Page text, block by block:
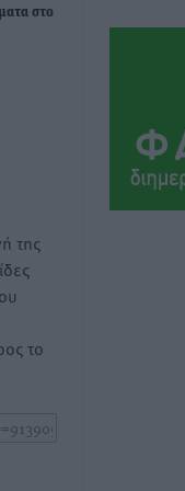
στο
της
το
ετών